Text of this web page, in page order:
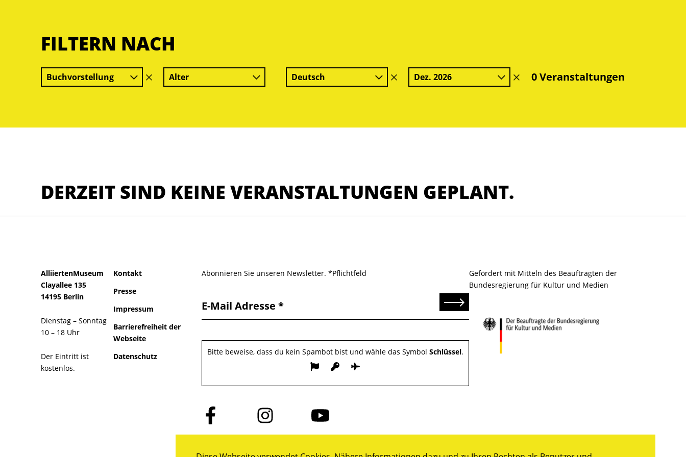
FILTERN NACH
Buchvorstellung
Filter
löschen
Alter Deutsch
Filter
löschen
Dez. 2026
Filter0 Veranstaltungen
DERZEIT SIND KEINE VERANSTALTUNGEN GEPLANT.
AlliiertenMuseum
Clayallee 135
14195 Berlin
Dienstag – Sonntag
10 – 18 Uhr
Der Eintritt ist
kostenlos.
Kontakt
Presse
Impressum
Barrierefreiheit der
Webseite
Datenschutz
Abonnieren Sie unseren Newsletter. *Pflichtfeld
E-Mail Adresse Senden
Bitte beweise, dass du kein Spambot bist und wähle das Symbol Schlüssel.
Folge
uns
auf
Folge
uns
auf
Folge
uns
auf
Gefördert mit Mitteln des Beauftragten der
Bundesregierung für Kultur und Medien